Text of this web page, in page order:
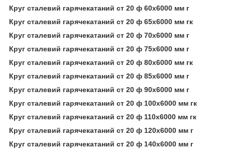
Круг сталевий гарячекатаний ст 20 ф 60х6000 мм г
Круг сталевий гарячекатаний ст 20 ф 65х6000 мм гк
Круг сталевий гарячекатаний ст 20 ф 70х6000 мм г
Круг сталевий гарячекатаний ст 20 ф 75х6000 мм г
Круг сталевий гарячекатаний ст 20 ф 80х6000 мм гк
Круг сталевий гарячекатаний ст 20 ф 85х6000 мм г
Круг сталевий гарячекатаний ст 20 ф 90х6000 мм г
Круг сталевий гарячекатаний ст 20 ф 100х6000 мм гк
Круг сталевий гарячекатаний ст 20 ф 110х6000 мм гк
Круг сталевий гарячекатаний ст 20 ф 120х6000 мм г
Круг сталевий гарячекатаний ст 20 ф 140х6000 мм г